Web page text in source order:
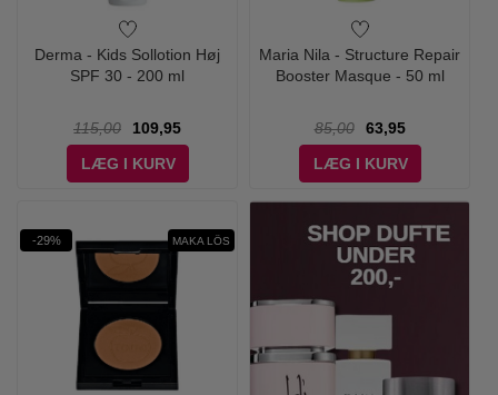
Derma - Kids Sollotion Høj
SPF 30 - 200 ml
115,00
109,95
LÆG I KURV
Maria Nila - Structure Repair
Booster Masque - 50 ml
85,00
63,95
LÆG I KURV
-29% MAKA LÖS